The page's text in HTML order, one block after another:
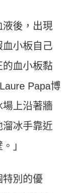
液後，出現
小板自己
的血小板黏
Papa博
場上沿著牆
冰手靠近
」
特別的優